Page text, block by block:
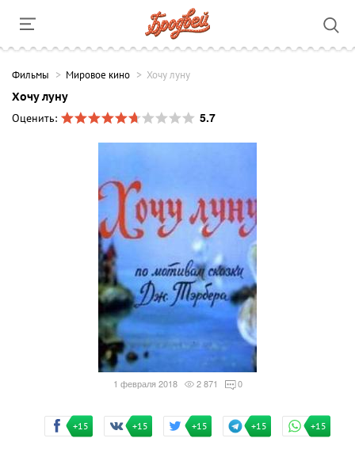
Фильмы Мировое кино Хочу луну
Хочу луну
Оценить:
5.7
1 февраля 2018 2 871 0
+15 +15 +15 +15 +15